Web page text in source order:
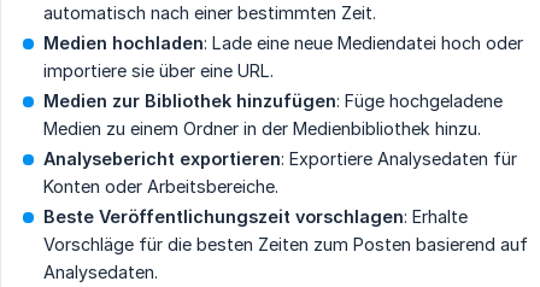
automatisch nach einer bestimmten Zeit.
Medien hochladen: Lade eine neue Mediendatei hoch oder
importiere sie über eine URL.
Medien zur Bibliothek hinzufügen: Füge hochgeladene
Medien zu einem Ordner in der Medienbibliothek hinzu.
Analysebericht exportieren: Exportiere Analysedaten für
Konten oder Arbeitsbereiche.
Beste Veröffentlichungszeit vorschlagen: Erhalte
Vorschläge für die besten Zeiten zum Posten basierend auf
Analysedaten.